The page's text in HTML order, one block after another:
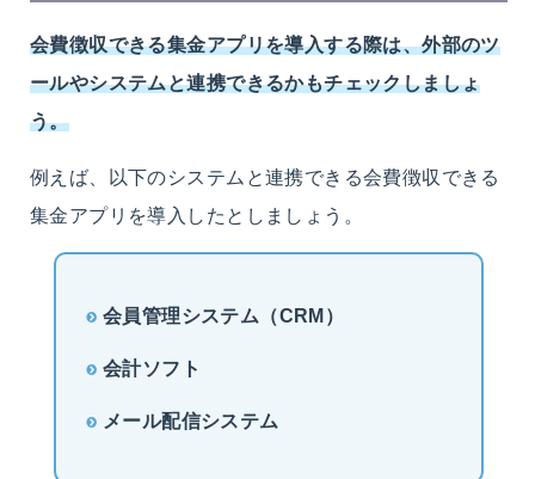
会費徴収できる集金アプリを導入する際は、外部のツ
ールやシステムと連携できるかもチェックしましょ
う。
例えば、以下のシステムと連携できる会費徴収できる
集金アプリを導入したとしましょう。
会員管理システム（CRM）
会計ソフト
メール配信システム